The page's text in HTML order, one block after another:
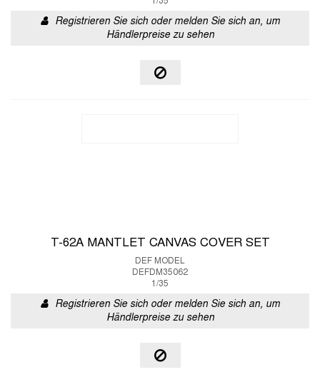
Registrieren Sie sich oder melden Sie sich an, um
Händlerpreise zu sehen
T-62A MANTLET CANVAS COVER SET
DEF MODEL
DEFDM35062
1/35
Registrieren Sie sich oder melden Sie sich an, um
Händlerpreise zu sehen